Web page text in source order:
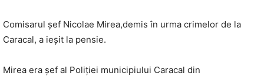
Comisarul şef Nicolae Mirea,demis în urma crimelor de la
Caracal, a ieşit la pensie.
Mirea era şef al Poliţiei municipiului Caracal din